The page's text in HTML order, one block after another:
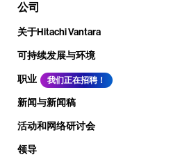
公司
关于Hitachi Vantara
可持续发展与环境
职业
我们正在招聘！
新闻与新闻稿
活动和网络研讨会
领导